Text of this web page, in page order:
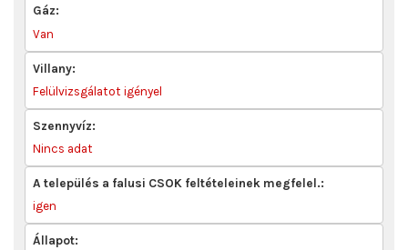
Gáz:
Van
Villany:
Felülvizsgálatot igényel
Szennyvíz:
Nincs adat
A település a falusi CSOK feltételeinek megfelel.:
igen
Állapot: